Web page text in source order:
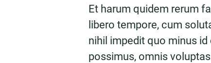
Et harum quidem rerum
libero tempore, cum
nihil impedit quo minus
possimus, omnis